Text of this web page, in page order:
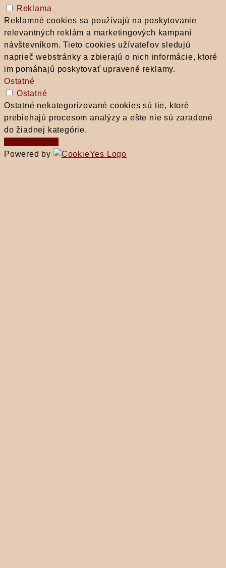
Reklama
Reklamné cookies sa používajú na poskytovanie
relevantných reklám a marketingových kampaní
návštevníkom. Tieto cookies užívateľov sledujú
naprieč webstránky a zbierajú o nich informácie, ktoré
im pomáhajú poskytovať upravené reklamy.
Ostatné
Ostatné
Ostatné nekategorizované cookies sú tie, ktoré
prebiehajú procesom analýzy a ešte nie sú zaradené
do žiadnej kategórie.
Powered by